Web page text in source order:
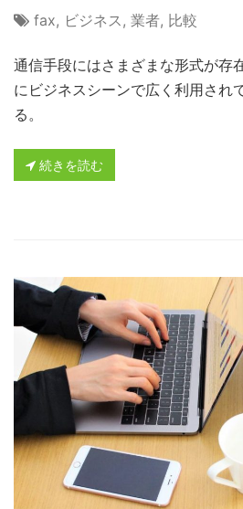
fax, ビジネス, 業者, 比較
通信手段にはさまざまな形式が存
にビジネスシーンで広く利用され
る。
続きを読む